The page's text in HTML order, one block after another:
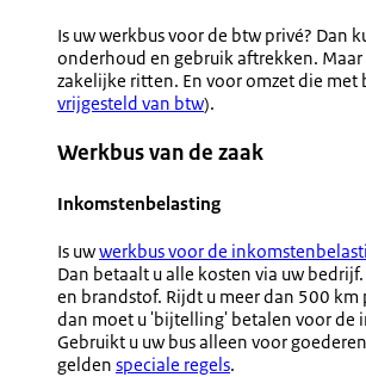
Is uw werkbus voor de btw privé? Dan
onderhoud en gebruik aftrekken.
zakelijke ritten. En voor omzet die met
vrijgesteld van btw).
Werkbus van de zaak
Inkomstenbelasting
Is uwwerkbus voor de
Dan betaalt u alle kosten via uw
en brandstof. Rijdt u meer dan 500 km
dan moet u 'bijtelling' betalen voor de
Gebruikt u uw bus alleen voor
gelden speciale regels.